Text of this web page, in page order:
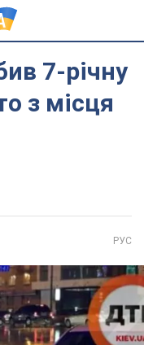
7-річну
з місця
РУС